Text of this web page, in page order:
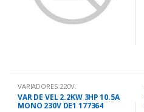
VARIADORES 220V.
VAR DE VEL 2.2KW 3HP 10.5A
MONO 230V DE1 177364